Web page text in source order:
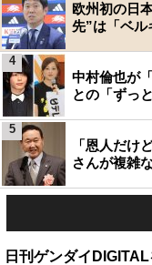
欧州初の日
先”は「ベル
中村倫也が
との「ずっ
4
「恩人だけ
さんが複雑
5
日刊ゲンダイDIGITAL